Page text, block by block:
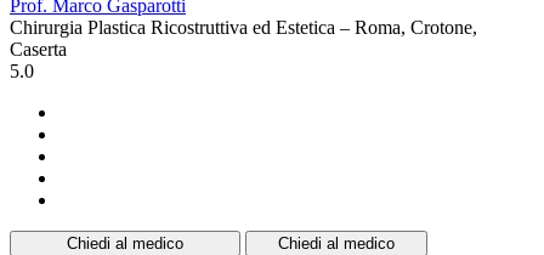
Prof. Marco Gasparotti
Chirurgia Plastica Ricostruttiva ed Estetica – Roma, Crotone,
Caserta
5.0
Chiedi al medico Chiedi al medico